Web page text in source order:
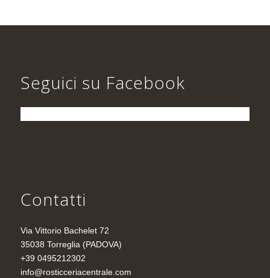
Seguici su Facebook
Contatti
Via Vittorio Bachelet 72
35038 Torreglia (PADOVA)
+39 0495212302
info@rosticceriacentrale.com